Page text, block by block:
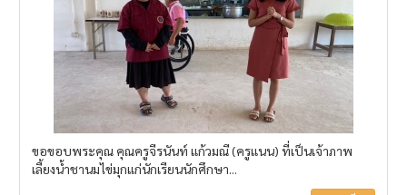
ขอขอบพระคุณ คุณครูจีรนันท์ แก้วมณี (ครูแนน) ที่เป็นเจ้าภาพ
เลี้ยงน้ำชานมไข่มุกแก่นักเรียนนักศึกษา...